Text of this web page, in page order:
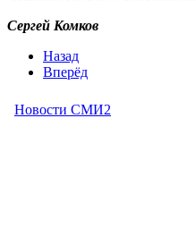
Сергей Комков
Назад
Вперёд